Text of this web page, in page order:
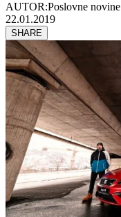
AUTOR:Poslovne novine
22.01.2019
SHARE